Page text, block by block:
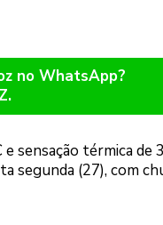
no WhatsApp?
sensação térmica de
segunda (27), com